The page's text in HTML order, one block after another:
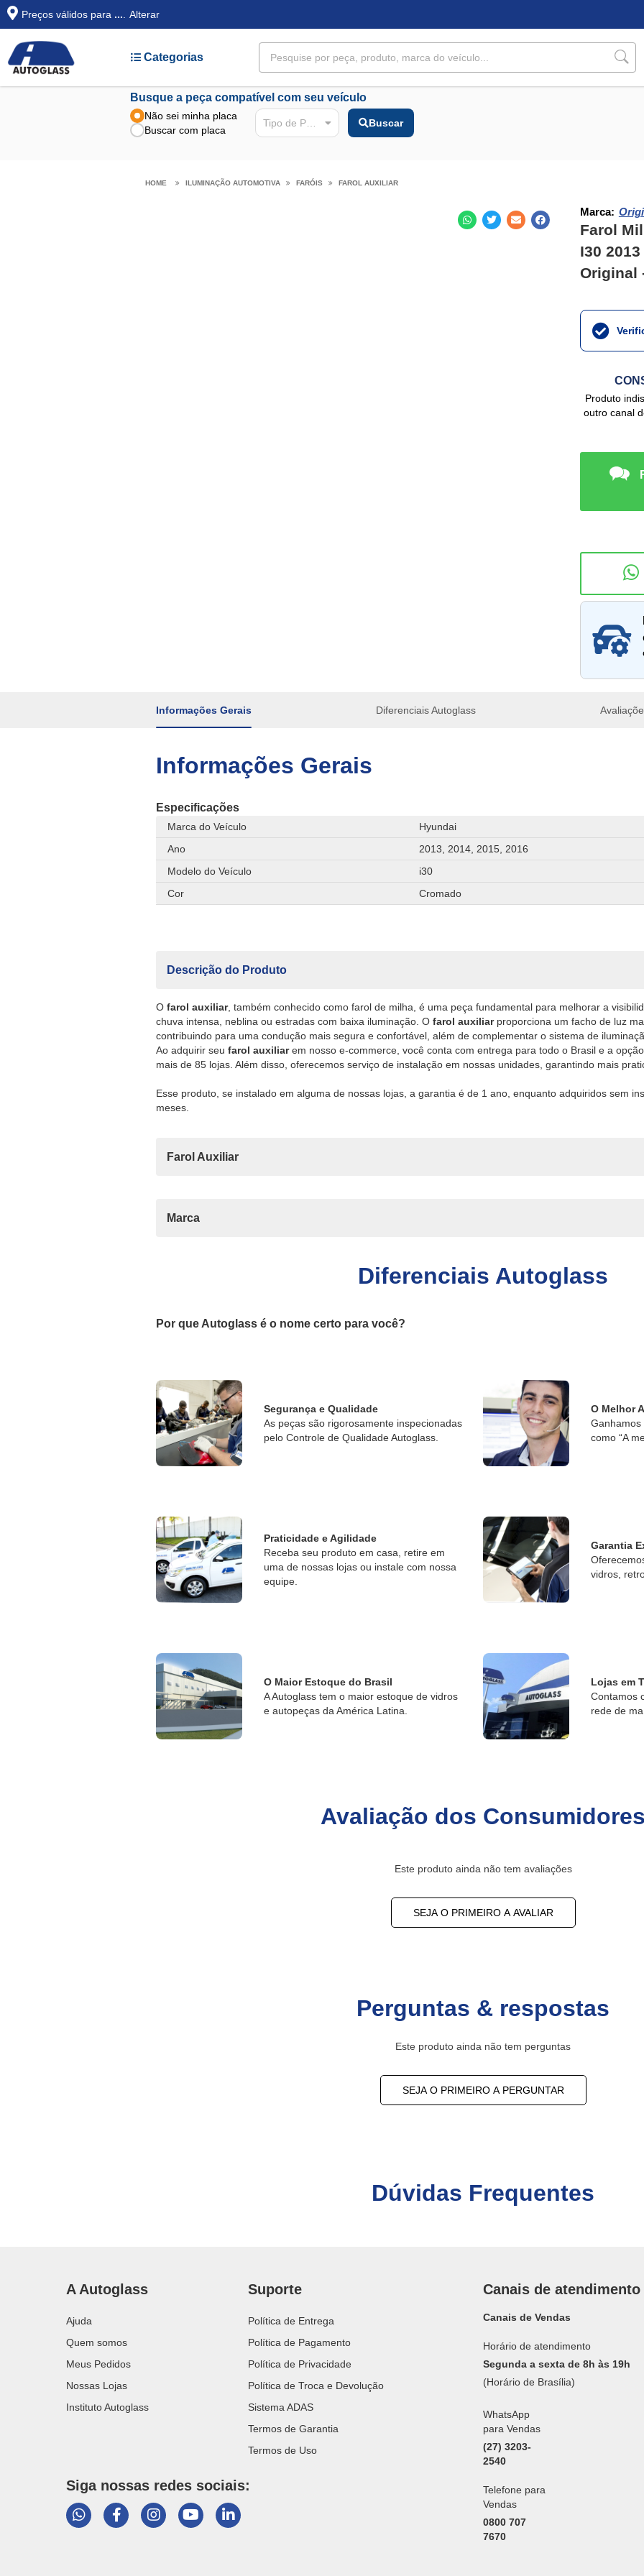
Preços válidos para ... Alterar
Categorias
Busque a peça compatível com seu veículo
Não sei minha placa
Buscar com placa
Tipo de Peça Buscar
ILUMINAÇÃO AUTOMOTIVA FARÓIS FAROL AUXILIAR
Marca:
Farol
I30
Original
Produto indisponível no site, mas podemos ter em
outro canal
Informações Gerais Diferenciais Autoglass
Informações Gerais
Especificações
Marca do Veículo
Hyundai
Ano
2013, 2014, 2015, 2016
Modelo do Veículo
i30
Cor
Cromado
Descrição do Produto
O farol auxiliar, também conhecido como farol de milha, é uma peça fundamental para melhorar a
chuva intensa, neblina ou estradas com baixa iluminação. O farol auxiliarproporciona um facho de luz
contribuindo para uma condução mais segura e confortável, além de complementar o sistema de
Ao adquirir seu farol auxiliarem nosso e-commerce, você conta com entrega para todo o Brasil e a
mais de 85 lojas. Além disso, oferecemos serviço de instalação em nossas unidades, garantindo mais
Esse produto, se instalado em alguma de nossas lojas, a garantia é de 1 ano, enquanto adquiridos sem
meses.
Farol Auxiliar
Marca
Diferenciais Autoglass
Por que Autoglass é o nome certo para você?
Segurança e Qualidade
As peças são rigorosamente inspecionadas
pelo Controle de Qualidade Autoglass.
O Melhor
Ganhamos
como “A
Praticidade e Agilidade
Receba seu produto em casa, retire em
uma de nossas lojas ou instale com nossa
equipe.
Garantia
vidros,
O Maior Estoque do Brasil
A Autoglass tem o maior estoque de vidros
e autopeças da América Latina.
Lojas em
Contamos
rede de
Avaliação dos Consumidores
Este produto ainda não tem avaliações
SEJA O PRIMEIRO A AVALIAR
Perguntas & respostas
Este produto ainda não tem perguntas
SEJA O PRIMEIRO A PERGUNTAR
Dúvidas Frequentes
Canais de atendimento
WhatsApp
para Vendas
(27) 3203-
2540
Telefone para
Vendas
0800 707
7670
Canais de Vendas
Horário de atendimento
Segunda a sexta de 8h às 19h
(Horário de Brasília)
A Autoglass
Ajuda
Quem somos
Meus Pedidos
Nossas Lojas
Instituto Autoglass
Siga nossas redes sociais:
Suporte
Política de Entrega
Política de Pagamento
Política de Privacidade
Política de Troca e Devolução
Sistema ADAS
Termos de Garantia
Termos de Uso